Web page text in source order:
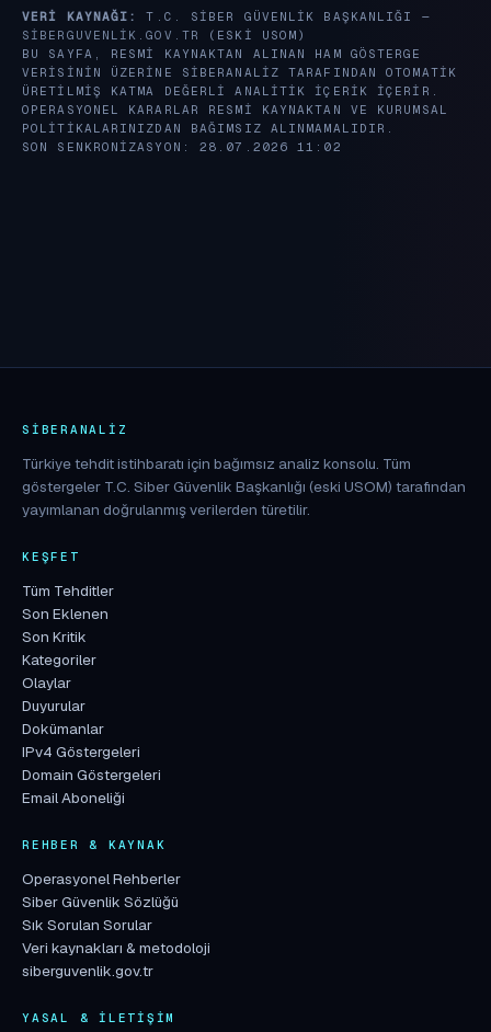
VERI KAYNAĞI:
T.C. SIBER GÜVENLIK BAŞKANLIĞI —
SIBERGUVENLIK.GOV.TR
(ESKI USOM)
BU SAYFA, RESMI KAYNAKTAN ALINAN HAM GÖSTERGE
VERISININ ÜZERINE SIBERANALIZ TARAFINDAN OTOMATIK
ÜRETILMIŞ KATMA DEĞERLI ANALITIK IÇERIK IÇERIR.
OPERASYONEL KARARLAR RESMI KAYNAKTAN VE KURUMSAL
POLITIKALARINIZDAN BAĞIMSIZ ALINMAMALIDIR.
SON SENKRONIZASYON: 28.07.2026 11:02
SIBERANALIZ
Türkiye tehdit istihbaratı için bağımsız analiz konsolu. Tüm
göstergeler T.C. Siber Güvenlik Başkanlığı (eski USOM) tarafından
yayımlanan doğrulanmış verilerden türetilir.
KEŞFET
Tüm Tehditler
Son Eklenen
Son Kritik
Kategoriler
Olaylar
Duyurular
Dokümanlar
IPv4 Göstergeleri
Domain Göstergeleri
Email Aboneliği
REHBER & KAYNAK
Operasyonel Rehberler
Siber Güvenlik Sözlüğü
Sık Sorulan Sorular
Veri kaynakları & metodoloji
siberguvenlik.gov.tr
YASAL & İLETIŞIM